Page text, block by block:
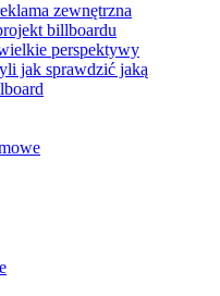
zewnętrzna
billboardu
perspektywy
jak sprawdzić jaką